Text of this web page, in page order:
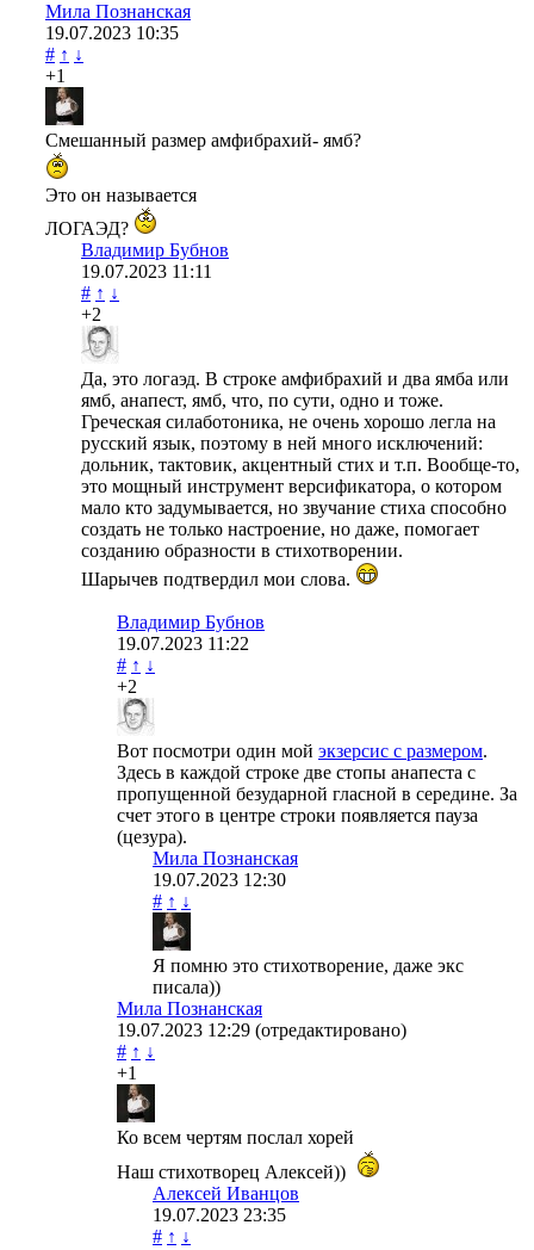
Мила Познанская
19.07.2023 10:35
# ↑ ↓
+1
Смешанный размер амфибрахий- ямб?
Это он называется
ЛОГАЭД?
Владимир Бубнов
19.07.2023 11:11
# ↑ ↓
+2
Да, это логаэд. В строке амфибрахий и два ямба или
ямб, анапест, ямб, что, по сути, одно и тоже.
Греческая силаботоника, не очень хорошо легла на
русский язык, поэтому в ней много исключений:
дольник, тактовик, акцентный стих и т.п. Вообще-то,
это мощный инструмент версификатора, о котором
мало кто задумывается, но звучание стиха способно
создать не только настроение, но даже, помогает
созданию образности в стихотворении.
Шарычев подтвердил мои слова.
Владимир Бубнов
19.07.2023 11:22
# ↑ ↓
+2
Вот посмотри один мой экзерсис с размером.
Здесь в каждой строке две стопы анапеста с
пропущенной безударной гласной в середине. За
счет этого в центре строки появляется пауза
(цезура).
Мила Познанская
19.07.2023 12:30
# ↑ ↓
Я помню это стихотворение, даже экс
писала))
Мила Познанская
19.07.2023 12:29 (отредактировано)
# ↑ ↓
+1
Ко всем чертям послал хорей
Наш стихотворец Алексей))
Алексей Иванцов
19.07.2023 23:35
# ↑ ↓